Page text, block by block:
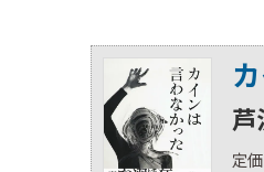
芦
定